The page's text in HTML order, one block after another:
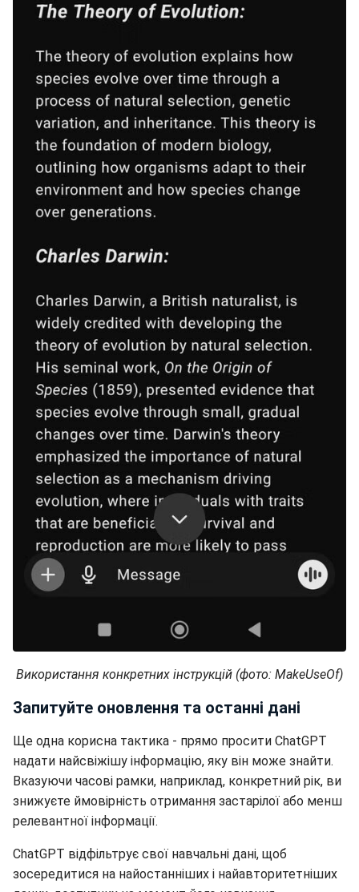
Використання конкретних інструкцій (фото: MakeUseOf)
Запитуйте оновлення та останні дані
Ще одна корисна тактика - прямо просити ChatGPT
Вказуючи часові рамки, наприклад, конкретний рік, ви
знижуєте ймовірність отримання застарілої або менш
релевантної інформації.
ChatGPT відфільтрує свої навчальні дані, щоб
даних, доступних на момент його навчання.